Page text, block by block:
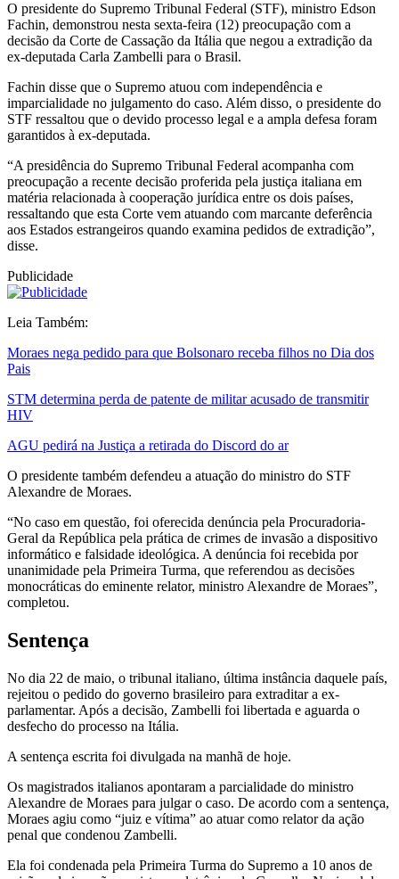
O presidente do Supremo Tribunal Federal (STF), ministro Edson
Fachin, demonstrou nesta sexta-feira (12) preocupação com a
decisão da Corte de Cassação da Itália que negou a extradição da
ex-deputada Carla Zambelli para o Brasil.
Fachin disse que o Supremo atuou com independência e
imparcialidade no julgamento do caso. Além disso, o presidente do
STF ressaltou que o devido processo legal e a ampla defesa foram
garantidos à ex-deputada.
“A presidência do Supremo Tribunal Federal acompanha com
preocupação a recente decisão proferida pela justiça italiana em
matéria relacionada à cooperação jurídica entre os dois países,
ressaltando que esta Corte vem atuando com marcante deferência
aos Estados estrangeiros quando examina pedidos de extradição”,
disse.
Publicidade
Leia Também:
Moraes nega pedido para que Bolsonaro receba filhos no Dia dos
Pais
STM determina perda de patente de militar acusado de transmitir
HIV
AGU pedirá na Justiça a retirada do Discord do ar
O presidente também defendeu a atuação do ministro do STF
Alexandre de Moraes.
“No caso em questão, foi oferecida denúncia pela Procuradoria-
Geral da República pela prática de crimes de invasão a dispositivo
informático e falsidade ideológica. A denúncia foi recebida por
unanimidade pela Primeira Turma, que referendou as decisões
monocráticas do eminente relator, ministro Alexandre de Moraes”,
completou.
Sentença
No dia 22 de maio, o tribunal italiano, última instância daquele país,
rejeitou o pedido do governo brasileiro para extraditar a ex-
parlamentar. Após a decisão, Zambelli foi libertada e aguarda o
desfecho do processo na Itália.
A sentença escrita foi divulgada na manhã de hoje.
Os magistrados italianos apontaram a parcialidade do ministro
Alexandre de Moraes para julgar o caso. De acordo com a sentença,
Moraes agiu como “juiz e vítima” ao atuar como relator da ação
penal que condenou Zambelli.
Ela foi condenada pela Primeira Turma do Supremo a 10 anos de